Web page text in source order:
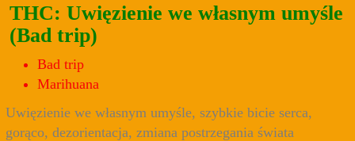
THC: Uwięzienie we własnym umyśle
(Bad trip)
Bad trip
Marihuana
Uwięzienie we własnym umyśle, szybkie bicie serca,
gorąco, dezorientacja, zmiana postrzegania świata